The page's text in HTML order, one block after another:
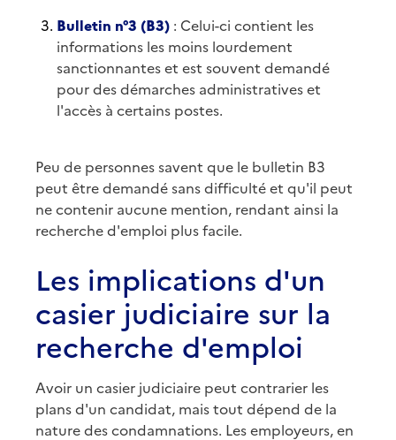
Bulletin n°3 (B3) : Celui-ci contient les
informations les moins lourdement
sanctionnantes et est souvent demandé
pour des démarches administratives et
l'accès à certains postes.
Peu de personnes savent que le bulletin B3
peut être demandé sans difficulté et qu'il peut
ne contenir aucune mention, rendant ainsi la
recherche d'emploi plus facile.
Les implications d'un
casier judiciaire sur la
recherche d'emploi
Avoir un casier judiciaire peut contrarier les
plans d'un candidat, mais tout dépend de la
nature des condamnations. Les employeurs, en